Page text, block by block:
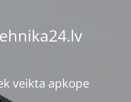
veikta apkope